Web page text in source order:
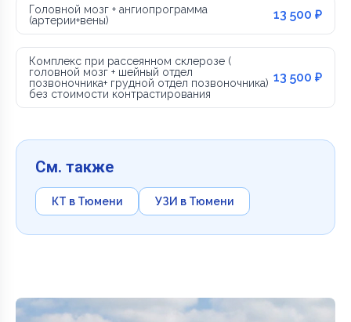
Головной мозг + ангиопрограмма
(артерии+вены)
13 500 ₽
Комплекс при рассеянном склерозе (
головной мозг + шейный отдел
позвоночника+ грудной отдел позвоночника)
без стоимости контрастирования
13 500 ₽
См. также
КТ в Тюмени УЗИ в Тюмени